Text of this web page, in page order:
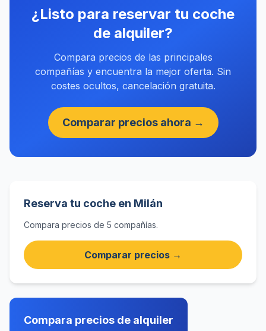
¿Listo para reservar tu coche
de alquiler?
Compara precios de las principales
compañías y encuentra la mejor oferta. Sin
costes ocultos, cancelación gratuita.
Comparar precios ahora →
Reserva tu coche en Milán
Compara precios de 5 compañías.
Comparar precios →
Compara precios de alquiler